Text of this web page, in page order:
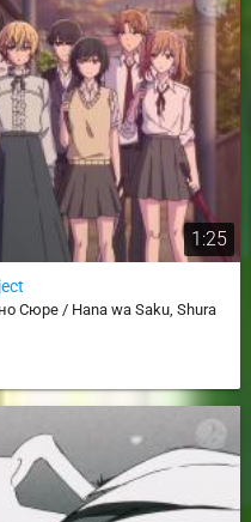
1:25
Сюре / Hana wa Saku, Shura